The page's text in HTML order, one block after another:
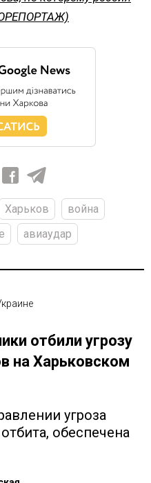
Харьков
война
авиаудар
отбили угрозу
на Харьковском
угроза
обеспечена